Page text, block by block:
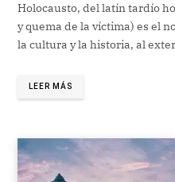
Holocausto, del latín tardío
y quema de la víctima) es el
la cultura y la historia, al
LEER MÁS